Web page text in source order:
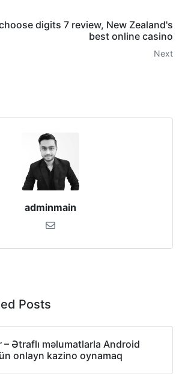
digits 7 review, New Zealand's
best online casino
Next
adminmain
Posts
Ətraflı məlumatlarla Android
onlayn kazino oynamaq